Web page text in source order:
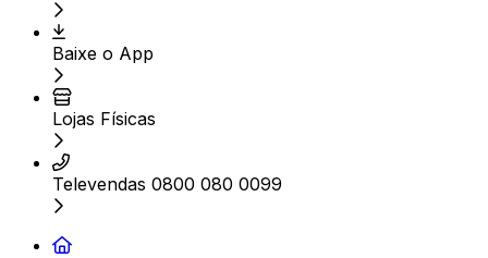
Baixe o App
Lojas Físicas
Televendas 0800 080 0099